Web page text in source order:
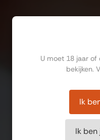
U moet 18 jaar of
bekijken.
Ik
Ik